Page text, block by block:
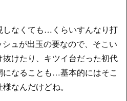
しなくても…くらいすんなり打
ュが出玉の要なので、そこい
けたり、キツイ台だった初代
になることも…基本的にはそこ
なんだけどね。